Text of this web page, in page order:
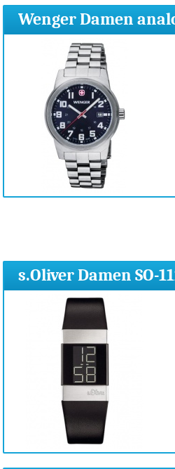
Wenger Damen
Quarz Edelstahl
s.Oliver Damen SO-